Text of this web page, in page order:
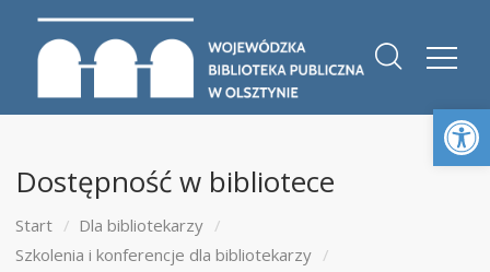
Dostępność w bibliotece
Start
Dla bibliotekarzy
Szkolenia i konferencje dla bibliotekarzy